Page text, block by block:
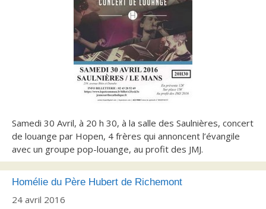
Samedi 30 Avril, à 20 h 30, à la salle des Saulnières, concert
de louange par Hopen, 4 frères qui annoncent l’évangile
avec un groupe pop-louange, au profit des JMJ.
Homélie du Père Hubert de Richemont
24 avril 2016